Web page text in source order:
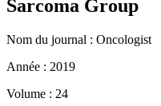
Sarcoma Group
Nom du journal : Oncologist
Année : 2019
Volume : 24